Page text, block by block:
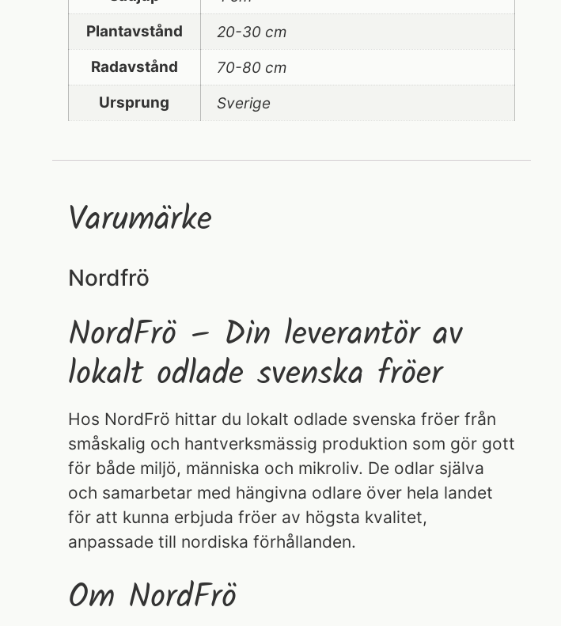
Plantavstånd
20-30 cm
Radavstånd
70-80 cm
Ursprung
Sverige
Varumärke
Nordfrö
NordFrö – Din leverantör av
lokalt odlade svenska fröer
Hos NordFrö hittar du lokalt odlade svenska fröer från
småskalig och hantverksmässig produktion som gör gott
för både miljö, människa och mikroliv. De odlar själva
och samarbetar med hängivna odlare över hela landet
för att kunna erbjuda fröer av högsta kvalitet,
anpassade till nordiska förhållanden.
Om NordFrö